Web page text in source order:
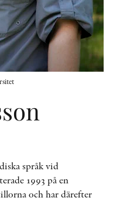
språk vid
1993 på en
och har därefter